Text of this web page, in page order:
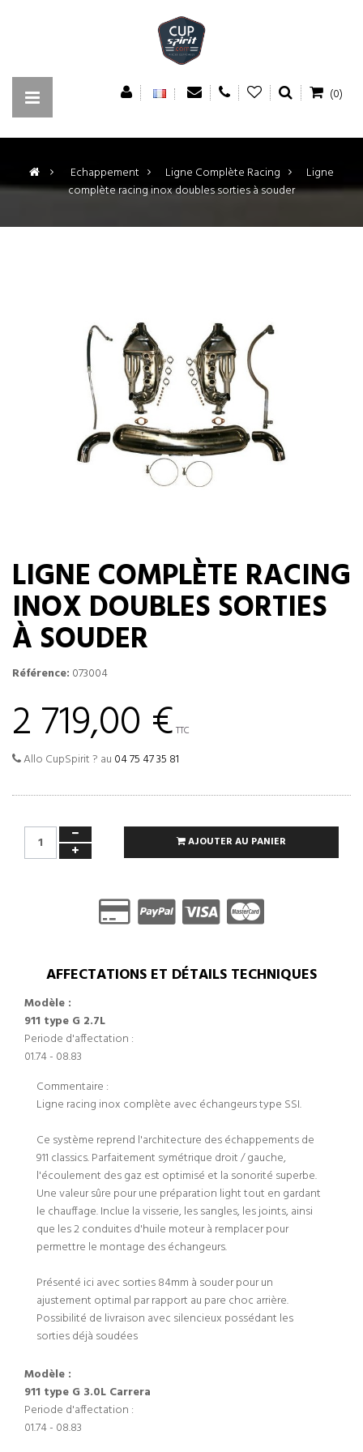
(0)
> Echappement > Ligne Complète Racing >
Ligne
complète racing inox doubles sorties à souder
LIGNE COMPLÈTE RACING
INOX DOUBLES SORTIES
À SOUDER
Référence: 073004
2 719,00 € TTC
Allo CupSpirit ? au 04 75 47 35 81
AJOUTER AU PANIER
AFFECTATIONS ET DÉTAILS TECHNIQUES
Modèle :
911 type G 2.7L
Periode d'affectation :
01.74 - 08.83
Commentaire :
Ligne racing inox complète avec échangeurs type SSI.
Ce système reprend l'architecture des échappements de
911 classics. Parfaitement symétrique droit / gauche,
l'écoulement des gaz est optimisé et la sonorité superbe.
Une valeur sûre pour une préparation light tout en gardant
le chauffage. Inclue la visserie, les sangles, les joints, ainsi
que les 2 conduites d'huile moteur à remplacer pour
permettre le montage des échangeurs.
Présenté ici avec sorties 84mm à souder pour un
ajustement optimal par rapport au pare choc arrière.
Possibilité de livraison avec silencieux possédant les
sorties déjà soudées
Modèle :
911 type G 3.0L Carrera
Periode d'affectation :
01.74 - 08.83